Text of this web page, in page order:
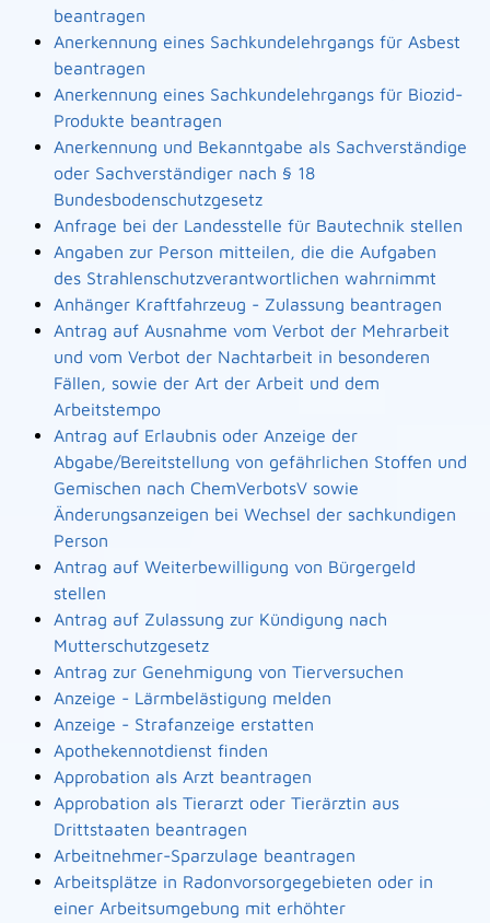
beantragen
Anerkennung eines Sachkundelehrgangs für Asbest
beantragen
Anerkennung eines Sachkundelehrgangs für Biozid-
Produkte beantragen
Anerkennung und Bekanntgabe als Sachverständige
oder Sachverständiger nach § 18
Bundesbodenschutzgesetz
Anfrage bei der Landesstelle für Bautechnik stellen
Angaben zur Person mitteilen, die die Aufgaben
des Strahlenschutzverantwortlichen wahrnimmt
Anhänger Kraftfahrzeug - Zulassung beantragen
Antrag auf Ausnahme vom Verbot der Mehrarbeit
und vom Verbot der Nachtarbeit in besonderen
Fällen, sowie der Art der Arbeit und dem
Arbeitstempo
Antrag auf Erlaubnis oder Anzeige der
Abgabe/Bereitstellung von gefährlichen Stoffen und
Gemischen nach ChemVerbotsV sowie
Änderungsanzeigen bei Wechsel der sachkundigen
Person
Antrag auf Weiterbewilligung von Bürgergeld
stellen
Antrag auf Zulassung zur Kündigung nach
Mutterschutzgesetz
Antrag zur Genehmigung von Tierversuchen
Anzeige - Lärmbelästigung melden
Anzeige - Strafanzeige erstatten
Apothekennotdienst finden
Approbation als Arzt beantragen
Approbation als Tierarzt oder Tierärztin aus
Drittstaaten beantragen
Arbeitnehmer-Sparzulage beantragen
Arbeitsplätze in Radonvorsorgegebieten oder in
einer Arbeitsumgebung mit erhöhter